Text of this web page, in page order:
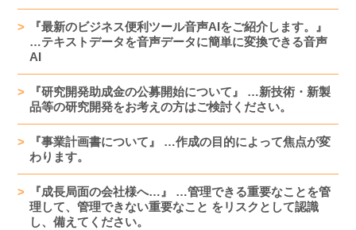
『最新のビジネス便利ツール音声AIをご紹介します。』
…テキストデータを音声データに簡単に変換できる音声
AI
『研究開発助成金の公募開始について』 …新技術・新製
品等の研究開発をお考えの方はご検討ください。
『事業計画書について』 …作成の目的によって焦点が変
わります。
『成長局面の会社様へ…』 …管理できる重要なことを管
理して、管理できない重要なこと をリスクとして認識
し、備えてください。